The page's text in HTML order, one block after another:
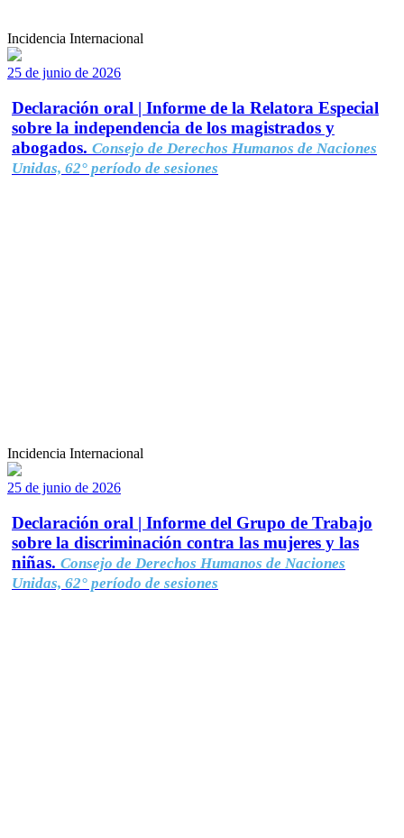
Incidencia Internacional
25 de junio de 2026
Declaración oral | Informe de la Relatora Especial
sobre la independencia de los magistrados y
abogados. Consejo de Derechos Humanos de Naciones
Unidas, 62° período de sesiones
Incidencia Internacional
25 de junio de 2026
Declaración oral | Informe del Grupo de Trabajo
sobre la discriminación contra las mujeres y las
niñas. Consejo de Derechos Humanos de Naciones
Unidas, 62° período de sesiones